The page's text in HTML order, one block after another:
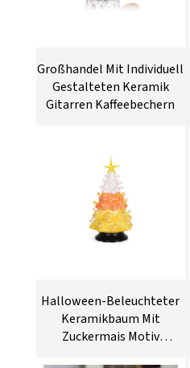
Großhandel Mit Individuell
Gestalteten Keramik
Gitarren Kaffeebechern
Halloween-Beleuchteter
Keramikbaum Mit
Zuckermais Motiv